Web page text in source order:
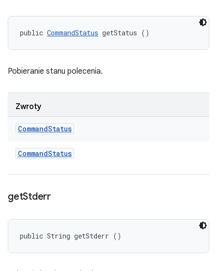
public CommandStatus getStatus ()
Pobieranie stanu polecenia.
Zwroty
CommandStatus
CommandStatus
getStderr
public String getStderr ()